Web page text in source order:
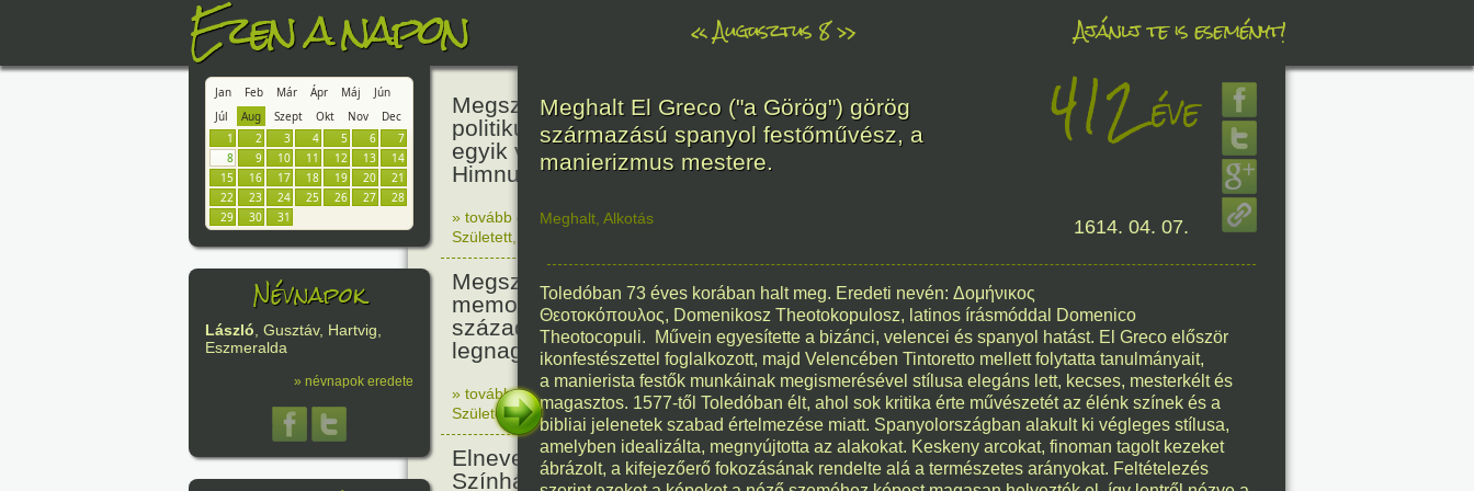
Ezen a napon «Augusztus 8» Ajánlj te is eseményt!
Jan Feb Már Ápr Máj
Jún
Júl
Aug Szept Okt Nov
Dec
1
2 3 4 5 6
7
8
9 10 11 12 13
14
15
16 17 18 19 20
21
22
23 24 25 26 27
28
29
30 31
Névnapok
László, Gusztáv, Hartvig,
Eszmeralda
» névnapok eredete
Megszületett Kölcsey Ferenc költő,
politikus, akadémikus, a reformkor
egyik vezéregyénisége, a nemzeti
Himnusz költője.
236
» tovább olvasom|1 hozzászólás, szólj Te is hozzá!
Született
Megszületett Mikes Kelemen
memoáríró, műfordító, a XVIII.
századi magyar prózairodalom
legnagyobb alakja.
336éve
» tovább olvasom
1 hozzászólás, szólj Te is hozzá!
Született,Történelem,Irodalom ,Magyar 1690. 08. 08.
Elnevezték a Pesti Magyar
Színházat Nemzeti Színháznak.
186éve
Meghalt El Greco ("a Görög") görög
származású spanyol festőművész, a
manierizmus mestere.
412éve
Meghalt Alkotás 1614. 04. 07.
Toledóban 73 éves korában halt meg. Eredeti nevén: Δομήνικος
Θεοτοκόπουλος, Domenikosz Theotokopulosz, latinos írásmóddal Domenico
Theotocopuli. Művein egyesítette a bizánci, velencei és spanyol hatást. El Greco először
ikonfestészettel foglalkozott, majd Velencében Tintoretto mellett folytatta tanulmányait,
a manierista festők munkáinak megismerésével stílusa elegáns lett, kecses, mesterkélt és
magasztos. 1577-től Toledóban élt, ahol sok kritika érte művészetét az élénk színek és a
bibliai jelenetek szabad értelmezése miatt. Spanyolországban alakult ki végleges stílusa,
amelyben idealizálta, megnyújtotta az alakokat. Keskeny arcokat, finoman tagolt kezeket
ábrázolt, a kifejezőerő fokozásának rendelte alá a természetes arányokat. Feltételezés